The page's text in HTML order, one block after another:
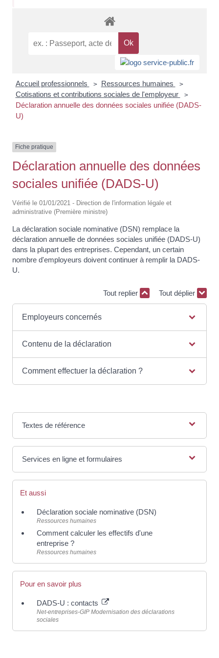
Accueil professionnels > Ressources humaines >
Cotisations et contributions sociales de l'employeur >
Déclaration annuelle des données sociales unifiée (DADS-
U)
Fiche pratique
Déclaration annuelle des données
sociales unifiée (DADS-U)
Vérifié le 01/01/2021 - Direction de l'information légale et
administrative (Première ministre)
La déclaration sociale nominative (DSN) remplace la
déclaration annuelle de données sociales unifiée (DADS-U)
dans la plupart des entreprises. Cependant, un certain
nombre d'employeurs doivent continuer à remplir la DADS-
U.
Tout replier Tout déplier
Employeurs concernés
Contenu de la déclaration
Comment effectuer la déclaration ?
Textes de référence
Services en ligne et formulaires
Et aussi
Déclaration sociale nominative (DSN)
Ressources humaines
Comment calculer les effectifs d'une
entreprise ?
Ressources humaines
Pour en savoir plus
DADS-U : contacts
Net-entreprises-GIP Modernisation des déclarations
sociales